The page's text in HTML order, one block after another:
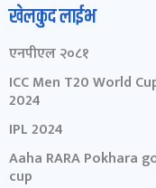
खेलकुद लाईभ
एनपीएल २०८१
ICC Men T20 World
2024
IPL 2024
Aaha RARA Pokhara
cup